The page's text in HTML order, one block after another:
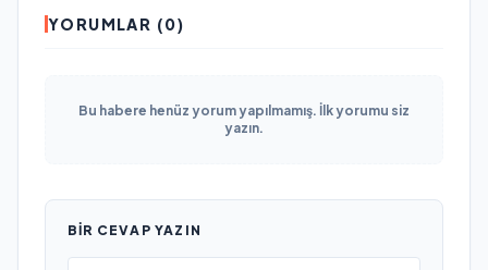
YORUMLAR (0)
Bu habere henüz yorum yapılmamış. İlk yorumu siz
yazın.
BIR CEVAP YAZIN